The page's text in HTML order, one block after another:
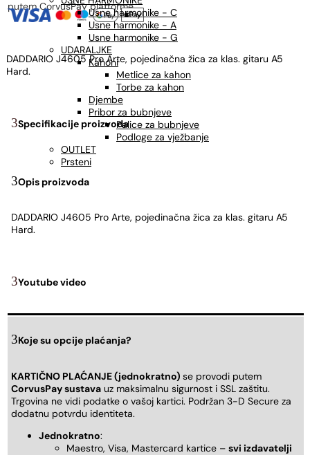
Usne harmonike - C
Usne harmonike - A
Usne harmonike - G
UDARALJKE
Kahoni
Metlice za kahon
Torbe za kahon
Djembe
Pribor za bubnjeve
Palice za bubnjeve
Podloge za vježbanje
OUTLET
Prsteni
putem CorvusPay platforme
DADDARIO J4605 Pro Arte, pojedinačna žica za klas. gitaru A5
Hard.
Specifikacije proizvoda
Opis proizvoda
DADDARIO J4605 Pro Arte, pojedinačna žica za klas. gitaru A5
Hard.
Youtube video
Koje su opcije plaćanja?
KARTIČNO PLAĆANJE (jednokratno) se provodi putem
CorvusPay sustava uz maksimalnu sigurnost i SSL zaštitu.
Trgovina ne vidi podatke o vašoj kartici. Podržan 3-D Secure za
dodatnu potvrdu identiteta.
Jednokratno:
Maestro, Visa, Mastercard kartice – svi izdavatelji